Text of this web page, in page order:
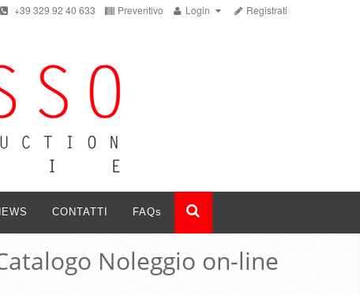
+39 329 92 40 633 Preventivo Login Registrati
CONTATTI FAQs
Noleggio on-line